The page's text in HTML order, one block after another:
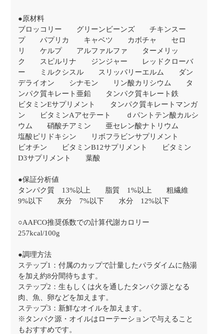
●原材料
ブロッコリー グリーンビーンズ チキンスー
プ パプリカ キャベツ カボチャ セロ
リ ケルプ アルファルファ ターメリッ
ク スピルリナ ジンジャー レッドクローバ
ー ミルクシスル スリッパリーエルム ダン
デライオン シナモン リン酸カリシウム タ
ンパク質キレート亜鉛 タンパク質キレート鉄
ビタミンEサプリメント タンパク質キレートマンガ
ン ビタミンAアセテート ｄパントテン酸カルシ
ウム 硝酸チアミン 亜セレン酸ナトリウム
塩酸ピリドキシン リボフラビンサプリメント
ビオチン ビタミンB12サプリメント ビタミン
D3サプリメント 葉酸
●保証分析値
タンパク質 13%以上 脂質 1%以上 粗繊維
9%以下 灰分 7%以下 水分 12%以下
○AAFCO推奨係数での計算代謝カロリー
257kcal/100g
●調理方法
ステップ1：付属のカップで計量したパラダイムに熱湯
を加え約8分間待ちます。
ステップ2：生もしくは火を通したタンパク源となる
肉、魚、卵などを加えます。
ステップ3：新鮮なオイルを加えます。
※タンパク源・オイルはローテーションで与えること
もおすすめです。